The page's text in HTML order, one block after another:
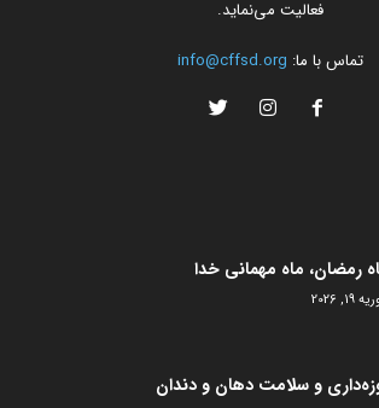
فعالیت می‌نماید.
تماس با ما: info@cffsd.org
رمضان، ماه مهمانی خدا
19, 2026
و سلامت دهان و دندان